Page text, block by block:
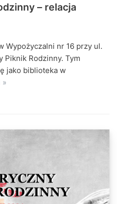
– relacja
Wypożyczalni nr 16 przy ul.
Piknik Rodzinny. Tym
jako biblioteka w
»